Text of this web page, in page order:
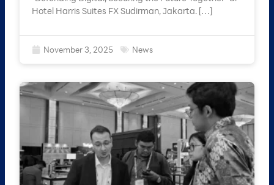
Hotel Harris Suites FX Sudirman, Jakarta. […]
November 3, 2025 News